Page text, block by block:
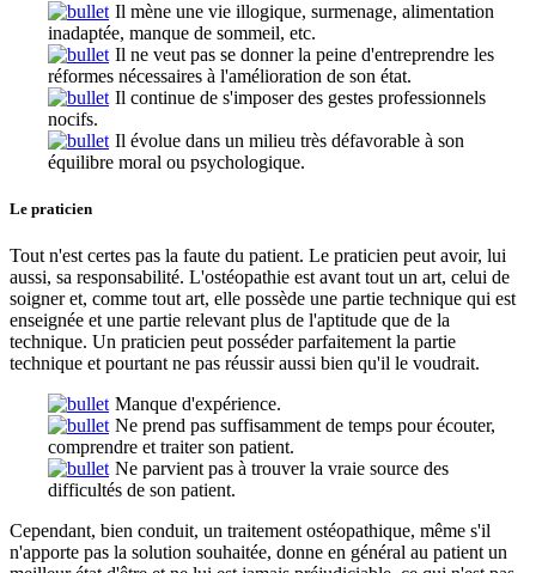
Il mène une vie illogique, surmenage, alimentation
inadaptée, manque de sommeil, etc.
Il ne veut pas se donner la peine d'entreprendre les
réformes nécessaires à l'amélioration de son état.
Il continue de s'imposer des gestes professionnels
nocifs.
Il évolue dans un milieu très défavorable à son
équilibre moral ou psychologique.
Le praticien
Tout n'est certes pas la faute du patient. Le praticien peut avoir, lui
aussi, sa responsabilité. L'ostéopathie est avant tout un art, celui de
soigner et, comme tout art, elle possède une partie technique qui est
enseignée et une partie relevant plus de l'aptitude que de la
technique. Un praticien peut posséder parfaitement la partie
technique et pourtant ne pas réussir aussi bien qu'il le voudrait.
Manque d'expérience.
Ne prend pas suffisamment de temps pour écouter,
comprendre et traiter son patient.
Ne parvient pas à trouver la vraie source des
difficultés de son patient.
Cependant, bien conduit, un traitement ostéopathique, même s'il
n'apporte pas la solution souhaitée, donne en général au patient un